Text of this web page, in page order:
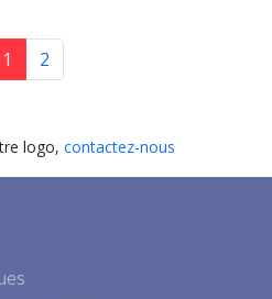
1 2
logo, contactez-nous